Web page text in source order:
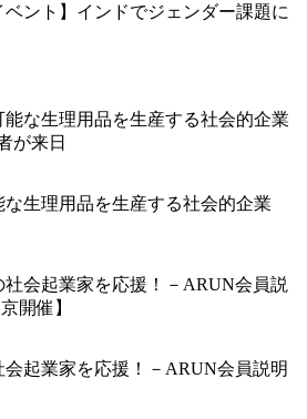
ベント】インドでジェンダー課題に
生理用品を生産する社会的企業
起業家を応援！－ARUN会員説明